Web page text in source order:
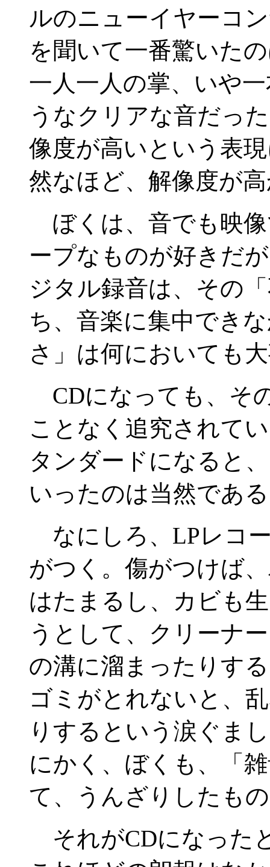
ルのニューイヤーコ
を聞いて一番驚いた
一人一人の掌、いや
うなクリアな音だっ
像度が高いという表
然なほど、解像度が
ぼくは、音でも映
ープなものが好きだ
ジタル録音は、その
ち、音楽に集中でき
さ」は何においても
CDになっても、そ
ことなく追究されて
タンダードになると
いったのは当然であ
なにしろ、LPレコ
がつく。傷がつけば
はたまるし、カビも
うとして、クリーナ
の溝に溜まったりす
ゴミがとれないと、
りするという涙ぐま
にかく、ぼくも、「
て、うんざりしたも
それがCDになった